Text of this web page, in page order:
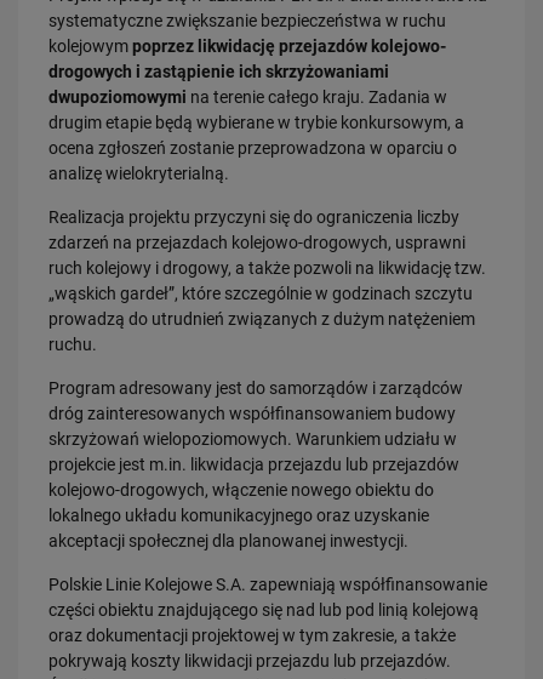
systematyczne zwiększanie bezpieczeństwa w ruchu
kolejowympoprzez likwidację przejazdów kolejowo-
drogowych i zastąpienie ich skrzyżowaniami
dwupoziomowymi na terenie całego kraju. Zadania w
drugim etapie będą wybierane w trybie konkursowym, a
ocena zgłoszeń zostanie przeprowadzona w oparciu o
analizę wielokryterialną.
Realizacja projektu przyczyni się do ograniczenia liczby
zdarzeń na przejazdach kolejowo-drogowych, usprawni
ruch kolejowy i drogowy, a także pozwoli na likwidację tzw.
„wąskich gardeł”, które szczególnie w godzinach szczytu
prowadzą do utrudnień związanych z dużym natężeniem
ruchu.
Program adresowany jest do samorządów i zarządców
dróg zainteresowanych współfinansowaniem budowy
skrzyżowań wielopoziomowych. Warunkiem udziału w
projekcie jest m.in. likwidacja przejazdu lub przejazdów
kolejowo-drogowych, włączenie nowego obiektu do
lokalnego układu komunikacyjnego oraz uzyskanie
akceptacji społecznej dla planowanej inwestycji.
Polskie Linie Kolejowe S.A. zapewniają współfinansowanie
części obiektu znajdującego się nad lub pod linią kolejową
oraz dokumentacji projektowej w tym zakresie, a także
pokrywają koszty likwidacji przejazdu lub przejazdów.
31.07.2026
Dobre zmiany dla mieszkańców Katowic. Gotowy jest ważny wiadukt
drogowy
30.07.2026
Nowy wiadukt w Żorach otwarty. Bezpieczniejsze przejazdy,
sprawniejsza…
PRZECZYTAJ